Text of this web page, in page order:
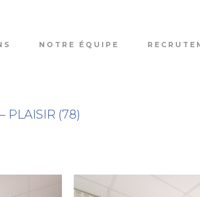
NOTRE ÉQUIPE
PLAISIR (78)